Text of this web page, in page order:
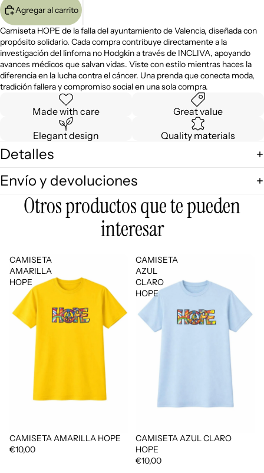
Agregar al carrito
Camiseta HOPE de la falla del ayuntamiento de Valencia, diseñada con
propósito solidario. Cada compra contribuye directamente a la
investigación del linfoma no Hodgkin a través de INCLIVA, apoyando
avances médicos que salvan vidas. Viste con estilo mientras haces la
diferencia en la lucha contra el cáncer. Una prenda que conecta moda,
tradición fallera y compromiso social en una sola compra.
Made with care Great value
Elegant design Quality materials
Detalles
Envío y devoluciones
Otros productos que te pueden
interesar
CAMISETA
AMARILLA
HOPE
CAMISETA AMARILLA HOPE
€10,00
CAMISETA
AZUL
CLARO
HOPE
CAMISETA AZUL CLARO
HOPE
€10,00